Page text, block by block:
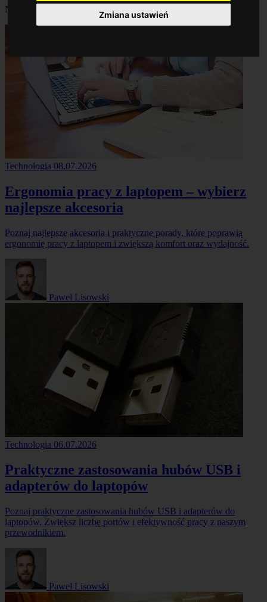
Zmiana ustawień
Najnowsze i najważniejsze artykuły w kategorii Technologia.
Technologia 08.07.2026
Ergonomia pracy z laptopem – wybierz
najlepsze akcesoria
Poznaj najlepsze akcesoria i praktyczne porady, które poprawią
ergonomię pracy z laptopem i zwiększą komfort oraz wydajność.
Paweł Lisowski
Technologia 06.07.2026
Praktyczne zastosowania hubów USB i
adapterów do laptopów
Poznaj praktyczne zastosowania hubów USB i adapterów do
laptopów. Zwiększ liczbę portów i efektywność pracy z naszym
przewodnikiem.
Paweł Lisowski